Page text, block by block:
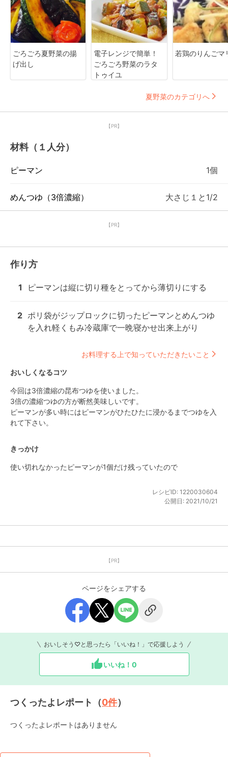
ごろごろ夏野菜の揚
げ出し
電子レンジで簡単！
ごろごろ野菜のラタ
トゥイユ
若鶏のりんごマ
夏野菜のカテゴリへ
【PR】
材料（１人分）
ピーマン 1個
めんつゆ（3倍濃縮） 大さじ１と1/2
【PR】
作り方
1 ピーマンは縦に切り種をとってから薄切りにする
2 ポリ袋がジップロックに切ったピーマンとめんつゆ
を入れ軽くもみ冷蔵庫で一晩寝かせ出来上がり
お料理する上で知っていただきたいこと
おいしくなるコツ
今回は3倍濃縮の昆布つゆを使いました。
3倍の濃縮つゆの方が断然美味しいです。
ピーマンが多い時にはピーマンがひたひたに浸かるまでつゆを入
れて下さい。
きっかけ
使い切れなかったピーマンが1個だけ残っていたので
レシピID: 1220030604
公開日: 2021/10/21
【PR】
ページをシェアする
おいしそう♡と思ったら「いいね！」で応援しよう
いいね！ 0
つくったよレポート（0件）
つくったよレポートはありません